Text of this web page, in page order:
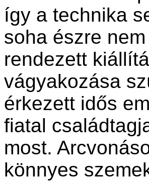
így a technika
soha észre
rendezett
vágyakozása
érkezett idős
fiatal
most.
könnyes